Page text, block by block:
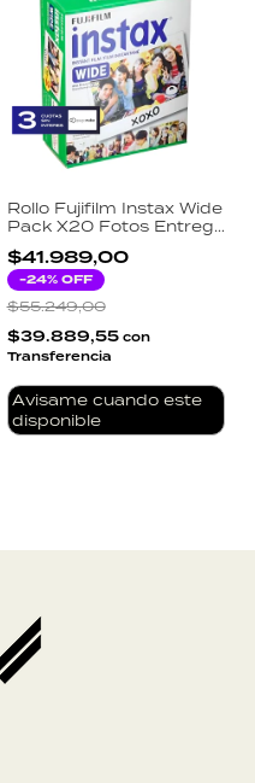
Rollo Fujifilm Instax Wide
Pack X20 Fotos Entrega
Blanco
$41.989,00
-24% OFF
$55.249,00
$39.889,55 con
Transferencia
Avisame cuando este
disponible